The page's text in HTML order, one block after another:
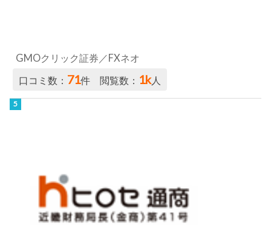
GMOクリック証券／FXネオ
口コミ数： 71件 閲覧数： 1k人